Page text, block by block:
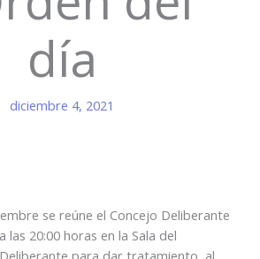
día
diciembre 4, 2021
se reúne el Concejo Deliberante
las 20:00 horas en la Sala del